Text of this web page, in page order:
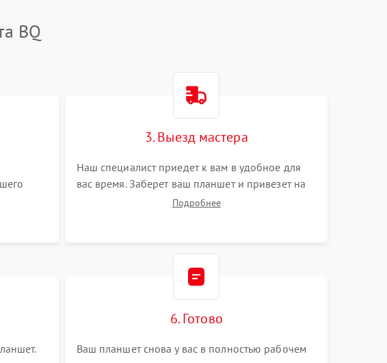
BQ
3. Выезд мастера
Наш специалист приедет к вам в удобное для
вас время. Заберет ваш планшет и привезет на
склад для диагностики.Подробнее
6. Готово
Ваш планшет снова у вас в полностью рабочем